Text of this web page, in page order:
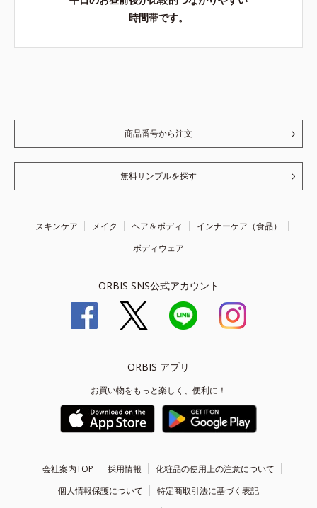
時間帯です。
商品番号から注文
無料サンプルを探す
スキンケア メイク ヘア＆ボディ
インナーケア（食品）
ボディウェア
ORBIS SNS公式アカウント
ORBIS アプリ
お買い物をもっと楽しく、便利に！
会社案内TOP 採用情報
化粧品の使用上の注意について
個人情報保護について
特定商取引法に基づく表記